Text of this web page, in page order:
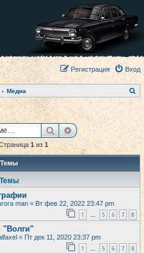
Вход
Регистрация
Медиа
о
ПоискРасширенный
1из 1
Темы
Темы
man « Вт фев 22, 2022 23:47 pm
1 … 5 6 7 8
"Волги"
« Пт дек 11, 2020 23:37 pm
1 … 5 6 7 8